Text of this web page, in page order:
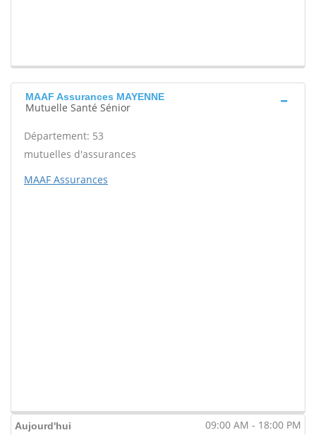
MAAF Assurances MAYENNE
Mutuelle Santé Sénior
Département: 53
mutuelles d'assurances
MAAF Assurances
Aujourd'hui 09:00 AM - 18:00 PM